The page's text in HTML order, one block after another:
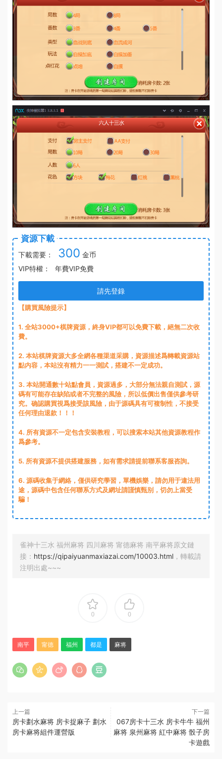
資源下載
下載需要： 300 金币
VIP特權：
年費VIP免費
請先登錄
【購買風險提示】
1. 全站3000+棋牌資源，終身VIP都可以免費下載，絕無二次收
費。
2. 本站棋牌資源大多全網各種渠道采購，資源描述爲轉載資源站
點内容，本站沒有精力一一測試，搭建不一定成功。
3. 本站開通數十站點會員，資源過多，大部分無法親自測試，源
碼有可能存在缺陷或者不完整的風險，所以低價出售僅供參考研
究。确認購買視爲接受該風險，由于源碼具有可複制性，不接受
任何理由退款！！！
4. 所有資源不一定包含安裝教程，可以搜索本站其他資源教程作
爲參考。
5. 所有資源不提供搭建服務，如有需求請提前聯系客服咨詢。
6. 源碼收集于網絡，僅供研究學習，單機娛樂，請勿用于違法用
途，源碼中包含任何聯系方式及網址請謹慎甄别，切勿上當受
騙！
雀神十三水 福州麻将 四川麻将 甯德麻将 南平麻将原文鏈
接： https://qipaiyuanmaxiazai.com/10003.html ，轉載請
注明出處~~~
0 0
南平 甯德 福州 都是 麻将
上一篇
房卡劃水麻将 房卡捉麻子 劃水
房卡麻将組件運營版
下一篇
067房卡十三水 房卡牛牛 福州
麻将 泉州麻将 紅中麻将 骰子房
卡遊戲